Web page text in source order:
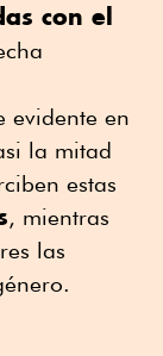
con el
evidente en
la mitad
estas
, mientras
las